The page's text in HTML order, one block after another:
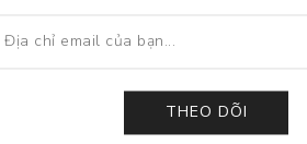
THEO DÕI